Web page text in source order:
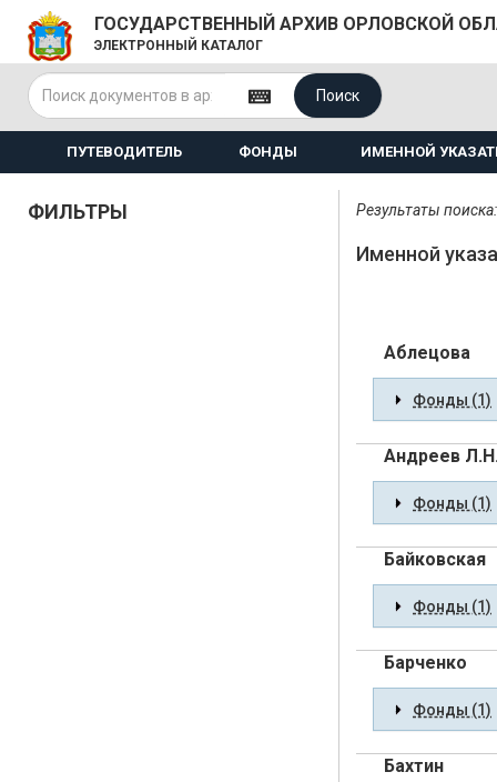
ГОСУДАРСТВЕННЫЙ АРХИВ ОРЛОВСКОЙ
ЭЛЕКТРОННЫЙ КАТАЛОГ
Поиск
ПУТЕВОДИТЕЛЬ ФОНДЫ ИМЕННОЙ
ФИЛЬТРЫ Результаты
Именной
Аблецова
Фонды (1)
Андреев
Фонды (1)
Байковская
Фонды (1)
Барченко
Фонды (1)
Бахтин